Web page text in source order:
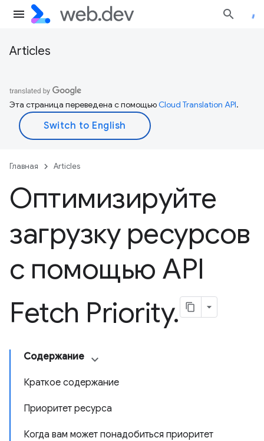
Articles
Эта страница переведена с помощьюCloud Translation API.
Главная Articles
Оптимизируйте
загрузку ресурсов
с помощью API
Fetch Priority.
Содержание
Краткое содержание
Приоритет ресурса
Когда вам может понадобиться приоритет